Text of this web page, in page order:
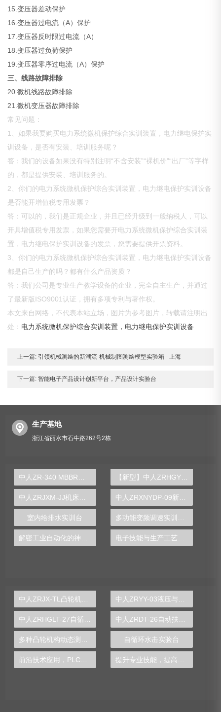
15.变压器差动保护
16.变压器过电流（A）保护
17.变压器反时限过电流（A）
18.变压器过负荷保护
19.变压器零序过电流（A）保护
三、线路故障排除
20.微机线路故障排除
21.微机变压器故障排除
常见问题：
1、如果我要购买电力系统微机保护综合实训装置，电力继电保护实
训设备，是否有安装、培训服务呢？
答：我们的设备如果没有特别注明“不含安装”“裸机价”“出厂”等字样
的，都是提供安装、培训服务的。
2、你们的电力系统微机保护综合实训装置，电力继电保护实训设备
是否能开增值税专用发票？
答：可以的，我们是正规企业，并且已经升级到一般纳税人，可以
开具增值税专用发票，如果您需要开电力系统微机保护综合实训装
置，电力继电保护实训设备的发票，您需要提供开票资料。
3、你们的电力系统微机保护综合实训装置，电力继电保护实训设备
都是自己生产的吗？都有什么产品资质？
答：我们公司是专业生产教学设备的企业，完全自主生产，并通过
了最新版ISO9001认证，拥有多项专利与著作权。
本文来自网络，不代表本站立场，图片为参考图片，转载请注明出
处： 电力系统微机保护综合实训装置，电力继电保护实训设备
上一篇: 引领机械测绘的新潮流-机械制图测绘模型实验箱 - 上海
下一篇: 智能电子产品设计创新平台，产品设计实验台
生产基地
浙江省丽水市石牛路262号2栋
【新型】中人ZRHGYL-17转盘萃取塔实验装置
室内给排水实训台
自循环水击实验台